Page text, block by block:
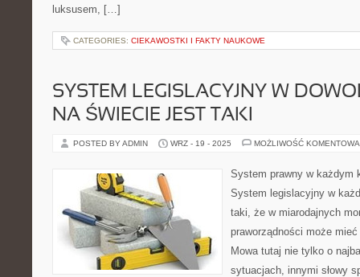
luksusem, […]
CATEGORIES: CIEKAWOSTKI I FAKTY NAUKOWE
SYSTEM LEGISLACYJNY W
NA ŚWIECIE JEST TAKI
POSTED BY ADMIN WRZ - 19 - 2025 MOŻLIWOŚĆ
System prawny w każdym
System legislacyjny w
taki, że w miarodajnych
praworządności może
Mowa tutaj nie tylko o
sytuacjach, innymi słowy